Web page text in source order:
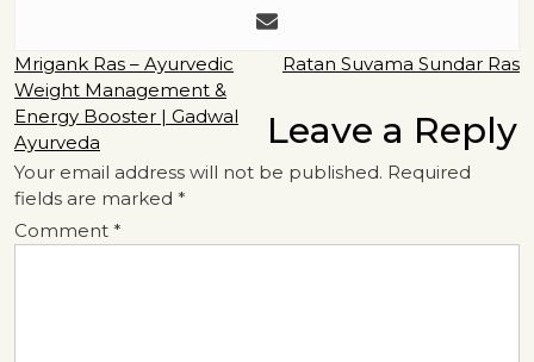
Post
navigation
Mrigank Ras – Ayurvedic
Weight Management &
Energy Booster | Gadwal
Ayurveda
Ratan Suvama Sundar Ras
Leave a Reply
Your email address will not be published. Required
fields are marked *
Comment *